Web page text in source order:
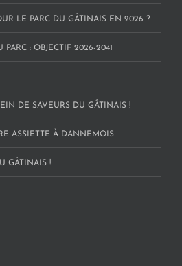
LE PARC DU GÂTINAIS EN 2026 ?
PARC : OBJECTIF 2026-2041
DE SAVEURS DU GÂTINAIS !
ASSIETTE À DANNEMOIS
GÂTINAIS !